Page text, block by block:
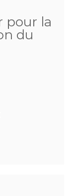
pour la
du